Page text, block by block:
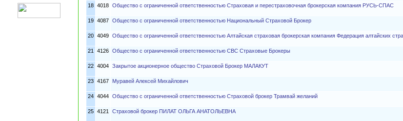
18 4018 Общество с ограниченной ответственностью Страховая и перестраховочная брокерская компания РУСЬ-СПАС
19 4087 Общество с ограниченной ответственностью Национальный Страховой Брокер
20 4049 Общество с ограниченной ответственностью Алтайская страховая брокерская компания Федерация алтайских стра
21 4126 Общество с ограниченной ответственностью СВС Страховые Брокеры
22 4004 Закрытое акционерное общество Страховой Брокер МАЛАКУТ
23 4167 Муравей Алексей Михайлович
24 4044 Общество с ограниченной ответственностью Страховой брокер Трамвай желаний
25 4121 Страховой брокер ПИЛАТ ОЛЬГА АНАТОЛЬЕВНА